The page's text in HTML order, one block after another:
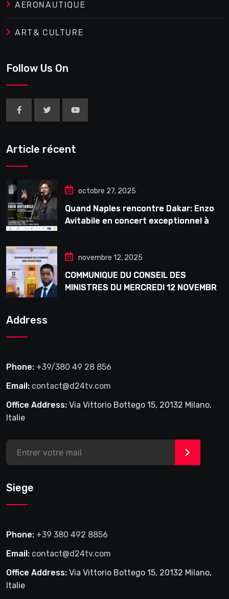
AERONAUTIQUE
ART& CULTURE
Follow Us On
Article récent
octobre 27, 2025
Quand Naples rencontre Dakar: Enzo
Avitabile en concert exceptionnel à
novembre 12, 2025
COMMUNIQUE DU CONSEIL DES
MINISTRES DU MERCREDI 12 NOVEMBRE
Address
Phone: +39/380 49 28 856
Email: contact@d24tv.com
Office Address: Via Vittorio Bottego 15, 20132 Milano,
Italie
>
Siege
Phone: +39 380 492 8856
Email: contact@d24tv.com
Office Address: Via Vittorio Bottego 15, 20132 Milano,
Italie